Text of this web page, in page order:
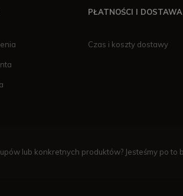
PŁATNOŚCI I DOSTAWA
Czas i koszty dostawy
lub konkretnych produktów? Jesteśmy po to